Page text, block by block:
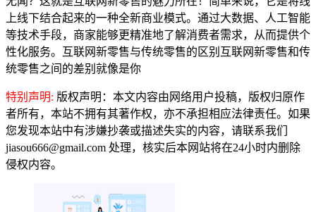
上线下结合起来的一种全新商业模式。通过大数据、人工智能
等技术手段，商家能够更精准地了解消费者需求，从而提供个
性化服务。互联网新零售与传统零售的区别互联网新零售和传
统零售之间的差别就像是你
特别声明: 版权声明：本文内容由网络用户投稿，版权归原作
者所有，本站不拥有其著作权，亦不承担相应法律责任。如果
您发现本站中有涉嫌抄袭或描述失实的内容，请联系我们
jiasou666@gmail.com 处理，核实后本网站将在24小时内删除
侵权内容。